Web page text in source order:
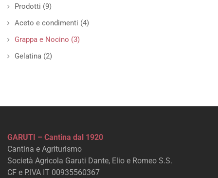
Prodotti (9)
Aceto e condimenti (4)
Grappa e Nocino (3)
Gelatina (2)
GARUTI – Cantina dal 1920
Cantina e Agriturismo
Società Agricola Garuti Dante, Elio e Romeo S.S.
CF e P.IVA IT 00935560367